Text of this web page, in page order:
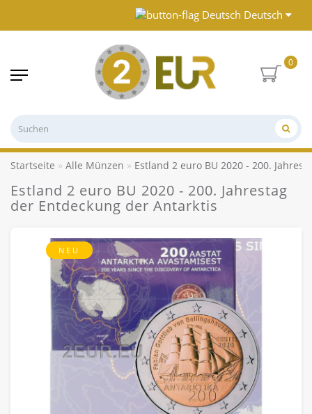
Deutsch
0
Startseite Alle Münzen Estland 2 euro BU 2020 - 200.
Estland 2 euro BU 2020 - 200. Jahrestag
der Entdeckung der Antarktis
NEU